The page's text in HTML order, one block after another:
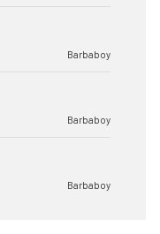
Barbaboy
Barbaboy
Barbaboy